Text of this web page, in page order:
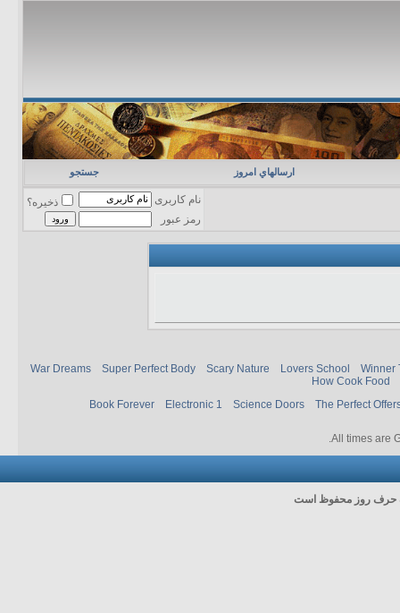
ارسالهاي امروز جستجو
نام کاربری
ذخیره؟
رمز عبور
War Dreams Super Perfect Body Scary Nature Lovers School
Winner
How Cook Food
Book Forever
Electronic 1 Science Doors The Perfect
All times are